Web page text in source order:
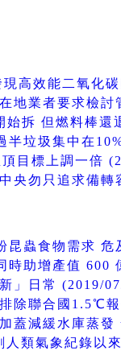
高效能二氧化
地業者要求檢
始拆 但燃料棒
半垃圾集中在
目標上調一倍
央勿只追求備
昆蟲食物需求
助增產值 600
」日常 (2019/
除聯合國1.5℃
蓋減緩水庫蒸
人類氣象紀錄以